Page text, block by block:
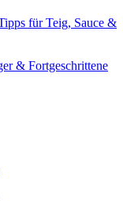
für Teig, Sauce &
& Fortgeschrittene